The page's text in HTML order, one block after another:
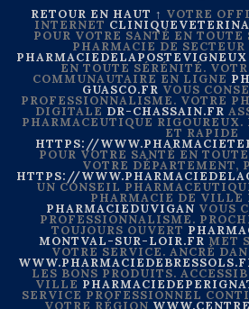
RETOUR EN HAUT ↑ VOTRE
INTERNET
POUR VOTRE SANTÉ EN
PHARMACIE DE SECTEUR
PHARMACIEDELAPOSTEVIGNEUX
EN TOUTE SÉRÉNITÉ.
COMMUNAUTAIRE EN LIGNE
GUASCO.FR VOUS
PROFESSIONNALISME. VOTRE
DIGITALE DR-CHASSAIN.FR
PHARMACEUTIQUE
ET RAPIDE
HTTPS://
POUR VOTRE SANTÉ EN
VOTRE DÉPARTEMENT,
HTTPS://
UN CONSEIL
PHARMACIE DE VILLE
PHARMACIEDUVIGAN VOUS
PROFESSIONNALISME.
TOUJOURS OUVERT
MONTVAL-SUR-LOIR.FR MET
VOTRE SERVICE. ANCRÉ
LES BONS PRODUITS.
VILLE
SERVICE PROFESSIONNEL
VOTRE RÉGION